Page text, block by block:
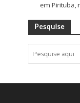
em Pirituba,
Pesquise